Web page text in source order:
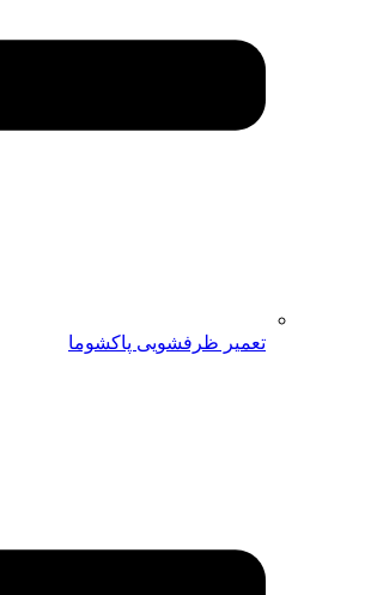
تعمیر ظرفشویی پاکشوما